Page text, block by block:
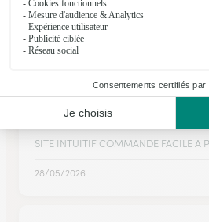
Avis positif
25/12/2025
★ ★ ★ ★ ★
SITE INTUITIF COMMANDE FACILE
SITE INTUITIF COMMANDE FACILE A
28/05/2026